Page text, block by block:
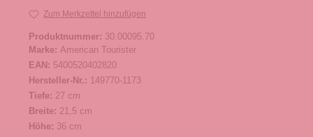
Zum Merkzettel hinzufügen
Produktnummer: 30.00095.70
Marke: American Tourister
EAN: 5400520402820
Hersteller-Nr.: 149770-1173
Tiefe: 27 cm
Breite: 21,5 cm
Höhe: 36 cm